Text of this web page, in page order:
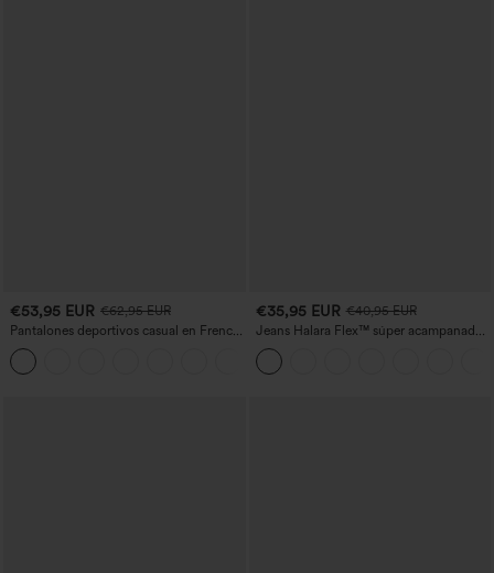
€53,95 EUR €62,95 EUR
Pantalones deportivos casual en French
terry con estampado denim, tiro medio,
estilo jeans y bolsillos
€35,95 EUR €40,95 EUR
Jeans Halara Flex™ súper acampanado
elástico lavado bolsillo cruzado tiro alto